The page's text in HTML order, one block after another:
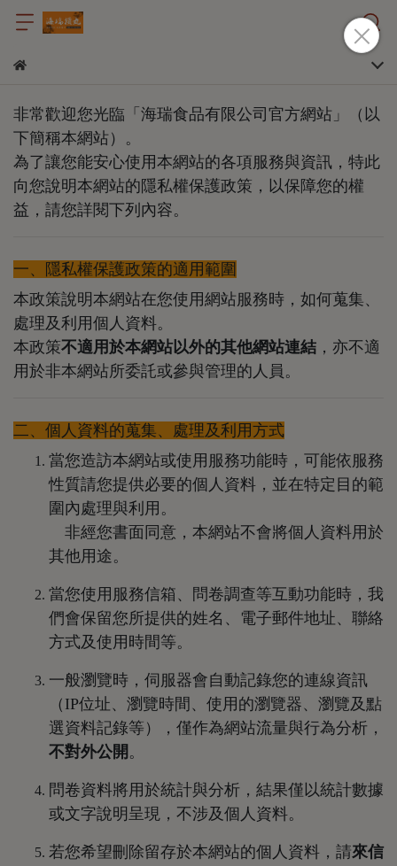
非常歡迎您光臨「海瑞食品有限公司官方網站」（以
下簡稱本網站）。
為了讓您能安心使用本網站的各項服務與資訊，特此
向您說明本網站的隱私權保護政策，以保障您的權
益，請您詳閱下列內容。
一、隱私權保護政策的適用範圍
本政策說明本網站在您使用網站服務時，如何蒐集、
處理及利用個人資料。
本政策不適用於本網站以外的其他網站連結 ，亦不適
用於非本網站所委託或參與管理的人員。
二、個人資料的蒐集、處理及利用方式
當您造訪本網站或使用服務功能時，可能依服務
性質請您提供必要的個人資料，並在特定目的範
圍內處理與利用。
非經您書面同意，本網站不會將個人資料用於
其他用途。
當您使用服務信箱、問卷調查等互動功能時，我
們會保留您所提供的姓名、電子郵件地址、聯絡
方式及使用時間等。
一般瀏覽時，伺服器會自動記錄您的連線資訊
（IP位址、瀏覽時間、使用的瀏覽器、瀏覽及點
選資料記錄等），僅作為網站流量與行為分析，
不對外公開 。
問卷資料將用於統計與分析，結果僅以統計數據
或文字說明呈現，不涉及個人資料。
若您希望刪除留存於本網站的個人資料，請來信